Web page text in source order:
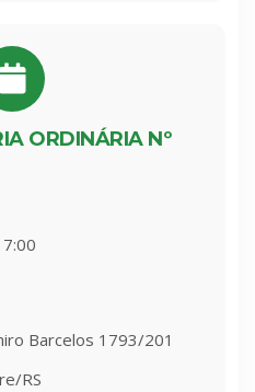
ORDINÁRIA Nº
Barcelos 1793/201
RS